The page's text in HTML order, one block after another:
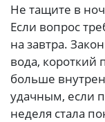
Не тащите в
Если вопрос
на завтра.
вода,
больше
удачным, если
неделя стала